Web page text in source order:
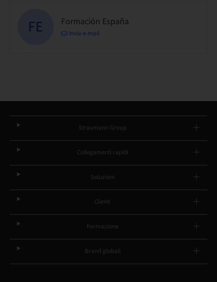
FE Formación España
Invia e-mail
Straumann Group
Collegamenti rapidi
Soluzioni
Clienti
Formazione
Brand globali